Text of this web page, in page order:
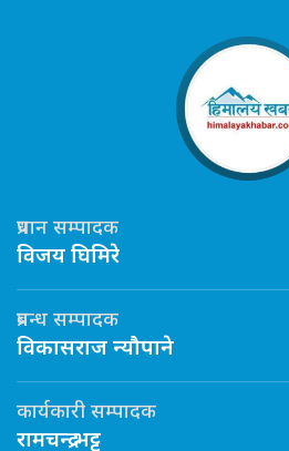
प्रधान सम्पादक
विजय घिमिरे
प्रबन्ध सम्पादक
विकासराज न्यौपाने
कार्यकारी सम्पादक
रामचन्द्र भट्ट